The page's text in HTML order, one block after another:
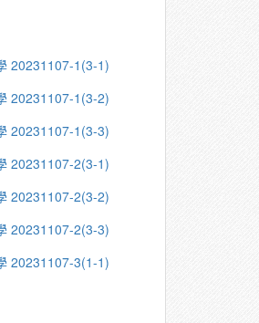
20231107-1(3-1)
20231107-1(3-2)
20231107-1(3-3)
20231107-2(3-1)
20231107-2(3-2)
20231107-2(3-3)
20231107-3(1-1)